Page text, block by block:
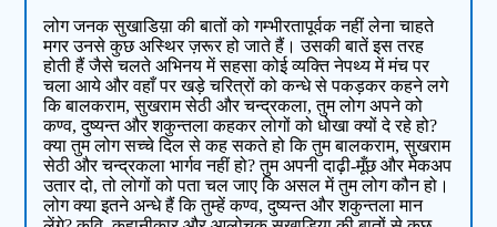
लोग जनक सुखाडिय़ा की बातों को गम्भीरतापूर्वक नहीं लेना चाहते
मगर उनसे कुछ अस्थिर ज़रूर हो जाते हैं। उसकी बातें इस तरह
होती हैं जैसे चलते अभिनय में सहसा कोई व्यक्ति नेपथ्य में मंच पर
चला आये और वहाँ पर खड़े चरित्रों को कन्धे से पकड़कर कहने लगे
कि बालकराम, सुखराम सेठी और चन्द्रकला, तुम लोग अपने को
कण्व, दुष्यन्त और शकुन्तला कहकर लोगों को धोखा क्यों दे रहे हो?
क्या तुम लोग सच्चे दिल से कह सकते हो कि तुम बालकराम, सुखराम
सेठी और चन्द्रकला भार्गव नहीं हो? तुम अपनी दाढ़ी-मूँछ और मेकअप
उतार दो, तो लोगों को पता चल जाए कि असल में तुम लोग कौन हो।
लोग क्या इतने अन्धे हैं कि तुम्हें कण्व, दुष्यन्त और शकुन्तला मान